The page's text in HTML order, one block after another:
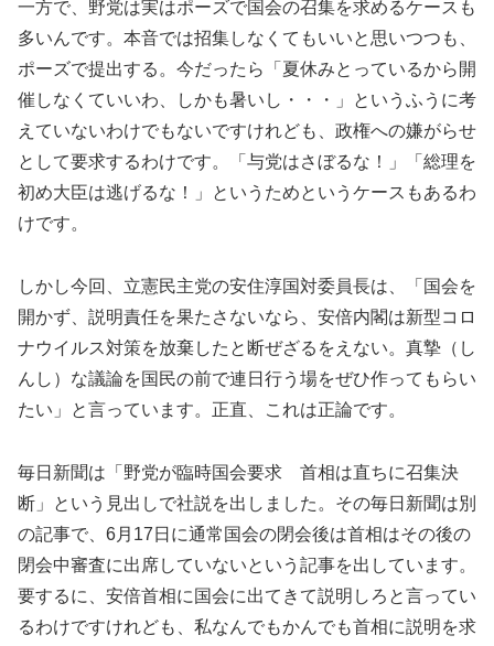
一方で、野党は実はポーズで国会の召集を求めるケースも
多いんです。本音では招集しなくてもいいと思いつつも、
ポーズで提出する。今だったら「夏休みとっているから開
催しなくていいわ、しかも暑いし・・・」というふうに考
えていないわけでもないですけれども、政権への嫌がらせ
として要求するわけです。「与党はさぼるな！」「総理を
初め大臣は逃げるな！」というためというケースもあるわ
けです。
しかし今回、立憲民主党の安住淳国対委員長は、「国会を
開かず、説明責任を果たさないなら、安倍内閣は新型コロ
ナウイルス対策を放棄したと断ぜざるをえない。真摯（し
んし）な議論を国民の前で連日行う場をぜひ作ってもらい
たい」と言っています。正直、これは正論です。
毎日新聞は「野党が臨時国会要求 首相は直ちに召集決
断」という見出しで社説を出しました。その毎日新聞は別
の記事で、6月17日に通常国会の閉会後は首相はその後の
閉会中審査に出席していないという記事を出しています。
要するに、安倍首相に国会に出てきて説明しろと言ってい
るわけですけれども、私なんでもかんでも首相に説明を求